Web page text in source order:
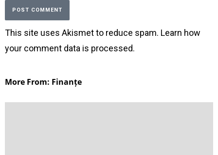
This site uses Akismet to reduce spam. Learn how
your comment data is processed.
More From: Finanțe